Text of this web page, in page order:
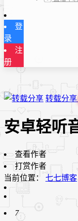
登
录
注
册
转载分
安卓轻听
查看作者
打赏作者
当前位置： 七七博客
7